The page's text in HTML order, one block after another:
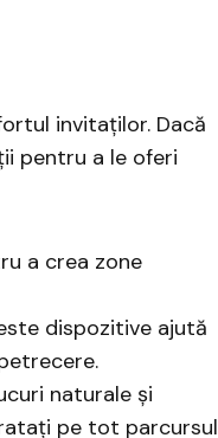
invitaților. Dacă
pentru a le oferi
a crea zone
dispozitive ajută
naturale și
pe tot parcursul